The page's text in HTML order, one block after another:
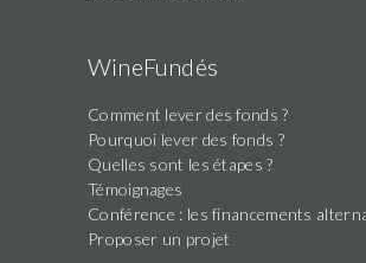
WineFundés
Comment lever des fonds ?
Pourquoi lever des fonds ?
Quelles sont les étapes ?
Témoignages
Conférence : les financements
Proposer un projet